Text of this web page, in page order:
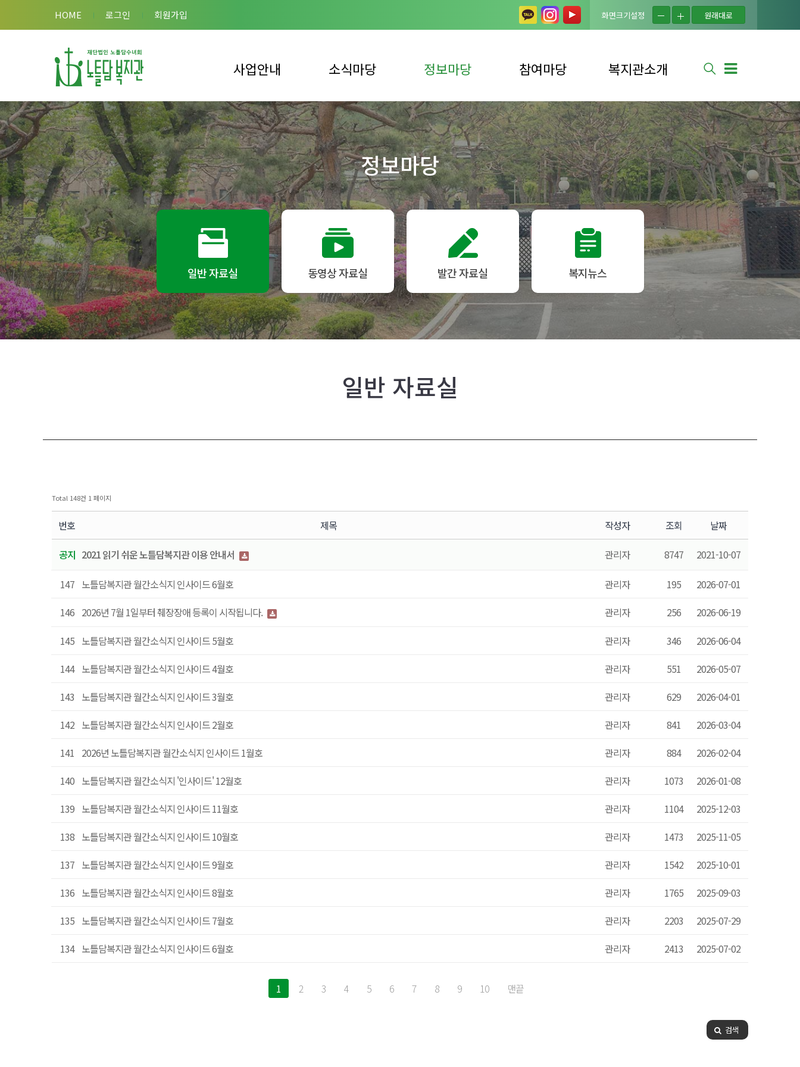
화면크기설정 원래대로
HOME 로그인 회원가입
사업안내
이용안내
복지관 사업안내
복합시설 사업안내
소식마당
공지사항
채용공고
노틀담 사진이야기
언론 속 복지관
정보마당
일반 자료실
동영상 자료실
발간 자료실
복지뉴스
참여마당
상담실
자주하는 질문
자원봉사 신청
자원봉사 소식
후원 신청
후원 소식
견학안내
복지관소개
법인소개
복지관소개
연혁
시설현황
조직도
이용자의 권리
셔틀버스 안내
정보마당
일반 자료실 동영상 자료실 발간 자료실 복지뉴스
일반 자료실
Total 148건 1 페이지
번호 제목 작성자 조회 날짜
공지 2021 읽기 쉬운 노틀담복지관 이용 안내서 관리자 8747 2021-10-07
147 노틀담복지관 월간소식지 인사이드 6월호 관리자 195
2026-07-01
146 2026년 7월 1일부터 췌장장애 등록이 시작됩니다. 관리자 256
2026-06-19
145 노틀담복지관 월간소식지 인사이드 5월호 관리자 346
2026-06-04
144 노틀담복지관 월간소식지 인사이드 4월호 관리자 551
2026-05-07
143 노틀담복지관 월간소식지 인사이드 3월호 관리자 629
2026-04-01
142 노틀담복지관 월간소식지 인사이드 2월호 관리자 841
2026-03-04
141 2026년 노틀담복지관 월간소식지 인사이드 1월호 관리자 884
2026-02-04
140 노틀담복지관 월간소식지 '인사이드' 12월호 관리자 1073
2026-01-08
139 노틀담복지관 월간소식지 인사이드 11월호 관리자 1104
2025-12-03
138 노틀담복지관 월간소식지 인사이드 10월호 관리자 1473
2025-11-05
137 노틀담복지관 월간소식지 인사이드 9월호 관리자 1542
2025-10-01
136 노틀담복지관 월간소식지 인사이드 8월호 관리자 1765
2025-09-03
135 노틀담복지관 월간소식지 인사이드 7월호 관리자 2203
2025-07-29
134 노틀담복지관 월간소식지 인사이드 6월호 관리자 2413 2025-07-02
1 2 3 4 5 6 7 8 9 10 맨끝
검색